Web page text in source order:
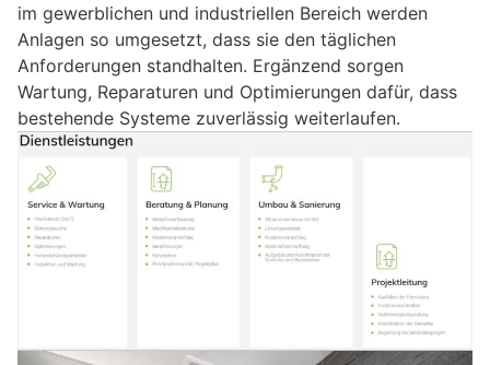
im gewerblichen und industriellen Bereich werden
Anlagen so umgesetzt, dass sie den täglichen
Anforderungen standhalten. Ergänzend sorgen
Wartung, Reparaturen und Optimierungen dafür, dass
bestehende Systeme zuverlässig weiterlaufen.